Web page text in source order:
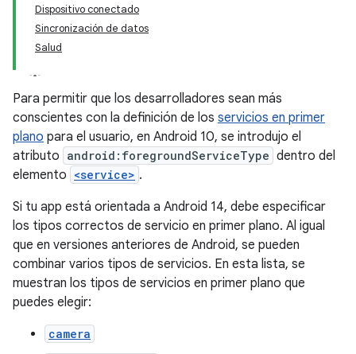
Dispositivo conectado
Sincronización de datos
Salud
Para permitir que los desarrolladores sean más
conscientes con la definición de los servicios en primer
plano para el usuario, en Android 10, se introdujo el
atributo android:foregroundServiceType dentro del
elemento <service> .
Si tu app está orientada a Android 14, debe especificar
los tipos correctos de servicio en primer plano. Al igual
que en versiones anteriores de Android, se pueden
combinar varios tipos de servicios. En esta lista, se
muestran los tipos de servicios en primer plano que
puedes elegir:
camera